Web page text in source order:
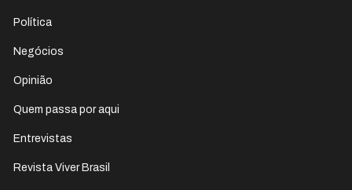
Política
Negócios
Opinião
Quem passa por aqui
Entrevistas
Revista Viver Brasil